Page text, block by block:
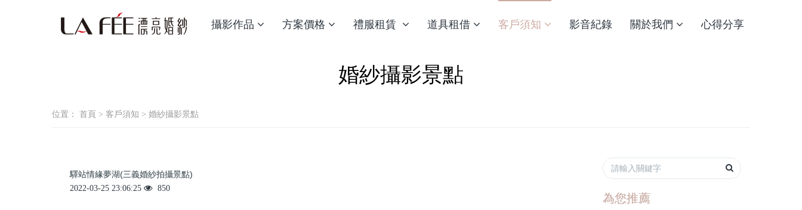
攝影作品 方案價格 禮服租賃 道具租借 客戶須知 影音紀錄 關於我們 心得分享
婚紗攝影景點
位置： 首頁 > 客戶須知 > 婚紗攝影景點
驛站情緣夢湖(三義婚紗拍攝景點)
2022-03-25 23:06:25 850
為您推薦